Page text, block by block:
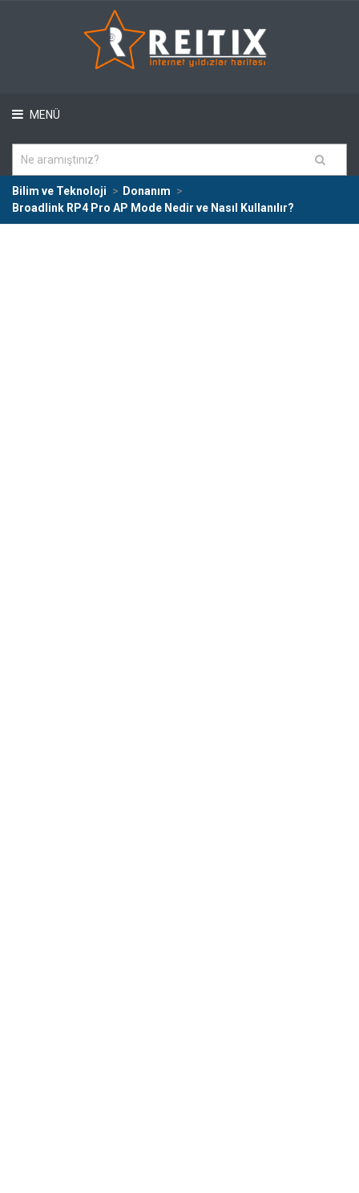
MENÜ
Bilim ve Teknoloji
Donanım
Broadlink RP4 Pro AP Mode Nedir ve Nasıl Kullanılır?